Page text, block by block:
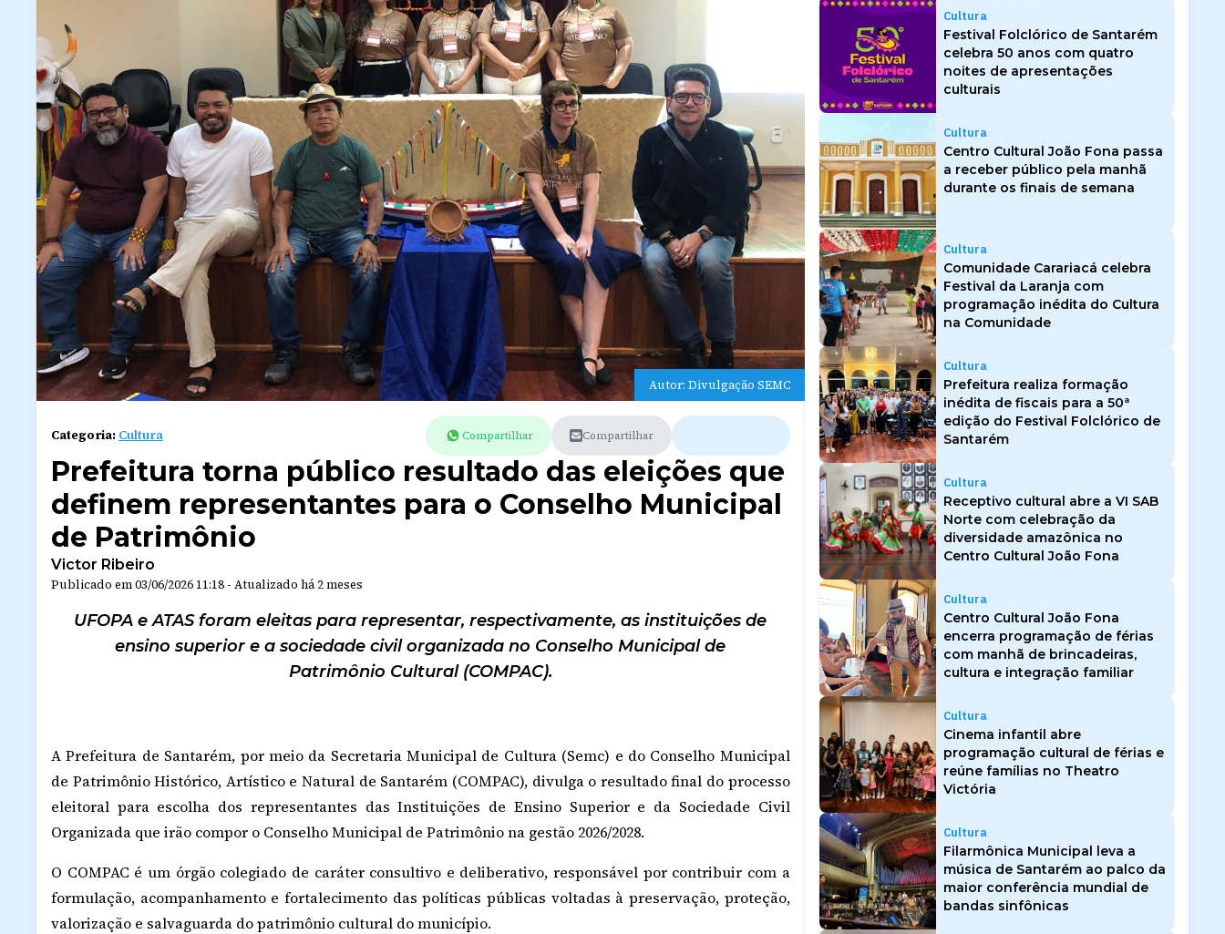
Autor: Divulgação SEMC
Categoria: Cultura Compartilhar Compartilhar
Prefeitura torna público resultado das eleições que
definem representantes para o Conselho Municipal
de Patrimônio
Victor Ribeiro
Publicado em03/06/2026 11:18 - Atualizado há 2 meses
UFOPA e ATAS foram eleitas para representar, respectivamente, as instituições de
ensino superior e a sociedade civil organizada no Conselho Municipal de
Patrimônio Cultural (COMPAC).
A Prefeitura de Santarém, por meio da Secretaria Municipal de Cultura (Semc) e do Conselho Municipal
de Patrimônio Histórico, Artístico e Natural de Santarém (COMPAC), divulga o resultado final do processo
eleitoral para escolha dos representantes das Instituições de Ensino Superior e da Sociedade Civil
Organizada que irão compor o Conselho Municipal de Patrimônio na gestão 2026/2028.
O COMPAC é um órgão colegiado de caráter consultivo e deliberativo, responsável por contribuir com a
formulação, acompanhamento e fortalecimento das políticas públicas voltadas à preservação, proteção,
valorização e salvaguarda do patrimônio cultural do município.
Cultura
Festival Folclórico de Santarém
celebra 50 anos com quatro
noites de apresentações
culturais
Cultura
Centro Cultural João Fona passa
a receber público pela manhã
durante os finais de semana
Cultura
Comunidade Carariacá celebra
Festival da Laranja com
programação inédita do Cultura
na Comunidade
Cultura
Prefeitura realiza formação
inédita de fiscais para a 50ª
edição do Festival Folclórico de
Santarém
Cultura
Receptivo cultural abre a VI SAB
Norte com celebração da
diversidade amazônica no
Centro Cultural João Fona
Cultura
Centro Cultural João Fona
encerra programação de férias
com manhã de brincadeiras,
cultura e integração familiar
Cultura
Cinema infantil abre
programação cultural de férias e
reúne famílias no Theatro
Victória
Cultura
Filarmônica Municipal leva a
música de Santarém ao palco da
maior conferência mundial de
bandas sinfônicas